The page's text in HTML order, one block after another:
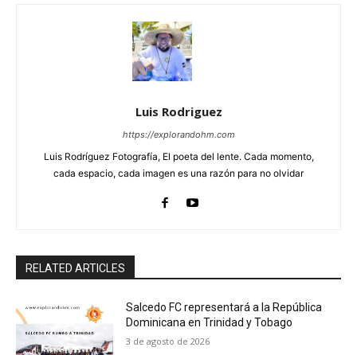
Luis Rodriguez
https://explorandohm.com
Luis Rodríguez Fotografía, El poeta del lente. Cada momento,
cada espacio, cada imagen es una razón para no olvidar
RELATED ARTICLES
Salcedo FC representará a la República
Dominicana en Trinidad y Tobago
3 de agosto de 2026